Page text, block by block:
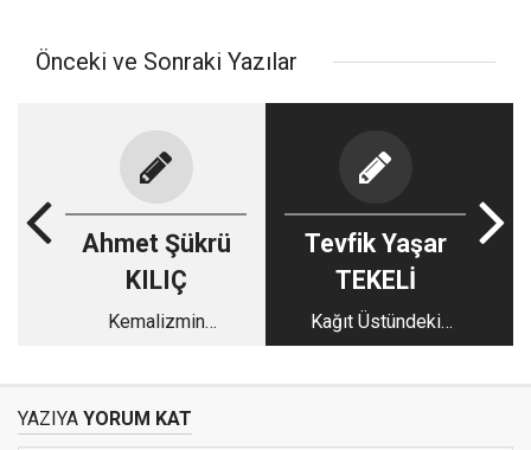
Önceki ve Sonraki Yazılar
Ahmet Şükrü
KILIÇ
Kemalizmin
Beklenmedik Nesli
Tevfik Yaşar
TEKELİ
Kağıt Üstündeki
"Yetenek" Sahada
YAZIYA YORUM KAT